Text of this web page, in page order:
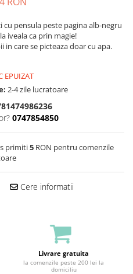
pensula peste pagina alb-negru
iveala ca prin magie!
care se picteaza doar cu apa.
EPUIZAT
2-4 zile lucratoare
0747854850
primiti5RON pentru comenzile
Cere informatii
Livrare gratuita
la comenzile peste 200 lei la
domiciliu